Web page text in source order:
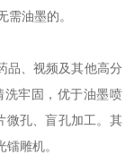
需油墨的。
、视频及其他高分
洗牢固，优于油墨喷
微孔、盲孔加工。其
镭雕机。